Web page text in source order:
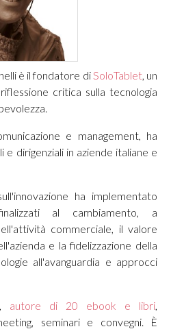
è il fondatore diSoloTablet, un
critica sulla tecnologia
e management, ha
e dirigenziali in aziende italiane e
ha implementato
al cambiamento, a
commerciale, il valore
e la fidelizzazione della
all'avanguardia e approcci
autore di 20 ebook e libri,
seminari e convegni. È